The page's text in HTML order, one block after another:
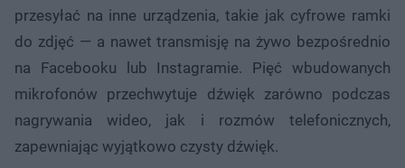
przesyłać na inne urządzenia, takie jak cyfrowe ramki
do zdjęć — a nawet transmisję na żywo bezpośrednio
na Facebooku lub Instagramie. Pięć wbudowanych
mikrofonów przechwytuje dźwięk zarówno podczas
nagrywania wideo, jak i rozmów telefonicznych,
zapewniając wyjątkowo czysty dźwięk.